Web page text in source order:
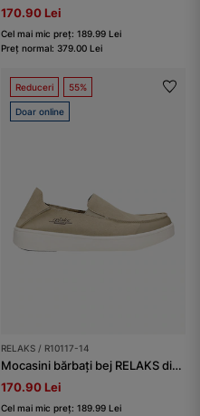
170.90 Lei
Cel mai mic preț: 189.99 Lei
Preț normal: 379.00 Lei
Reduceri 55%
Doar online
RELAKS / R10117-14
Mocasini bărbați bej RELAKS din material MicroPOLYtex
170.90 Lei
Cel mai mic preț: 189.99 Lei